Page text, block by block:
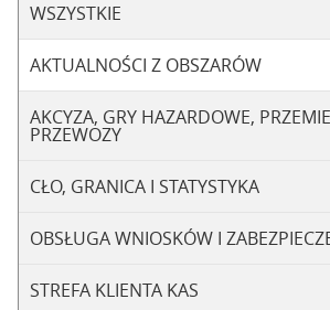
WSZYSTKIE
AKTUALNOŚCI Z OBSZARÓW
AKCYZA, GRY HAZARDOWE,
PRZEWOZY
CŁO, GRANICA I STATYSTYKA
OBSŁUGA WNIOSKÓW I
STREFA KLIENTA KAS